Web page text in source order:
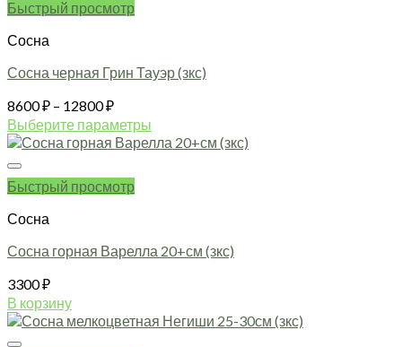
Быстрый просмотр
Сосна
Сосна черная Грин Тауэр (зкс)
8600₽ – 12800₽Диапазон
цен:
8600 ₽
12800 ₽
Выберите параметры
Этот
имеет
несколько
вариаций.
можно
на
странице
товара.
Быстрый просмотр
Сосна
Сосна горная Варелла 20+см (зкс)
3300₽
В корзину